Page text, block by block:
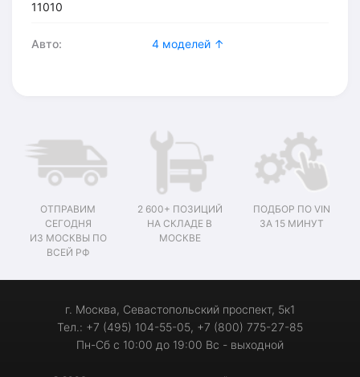
11010
Авто: 4 моделей ↑
ОТПРАВИМ
СЕГОДНЯ
ИЗ МОСКВЫ ПО
ВСЕЙ РФ
2 600+ ПОЗИЦИЙ
НА СКЛАДЕ В
МОСКВЕ
ПОДБОР ПО VIN
ЗА 15 МИНУТ
г. Москва, Севастопольский проспект, 5к1
Тел.: +7 (495) 104-55-05, +7 (800) 775-27-85
Пн-Сб с 10:00 до 19:00 Вс - выходной